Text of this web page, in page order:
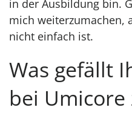
in der Ausbildung bin.
mich weiterzumachen,
nicht einfach ist.
Was gefällt
bei